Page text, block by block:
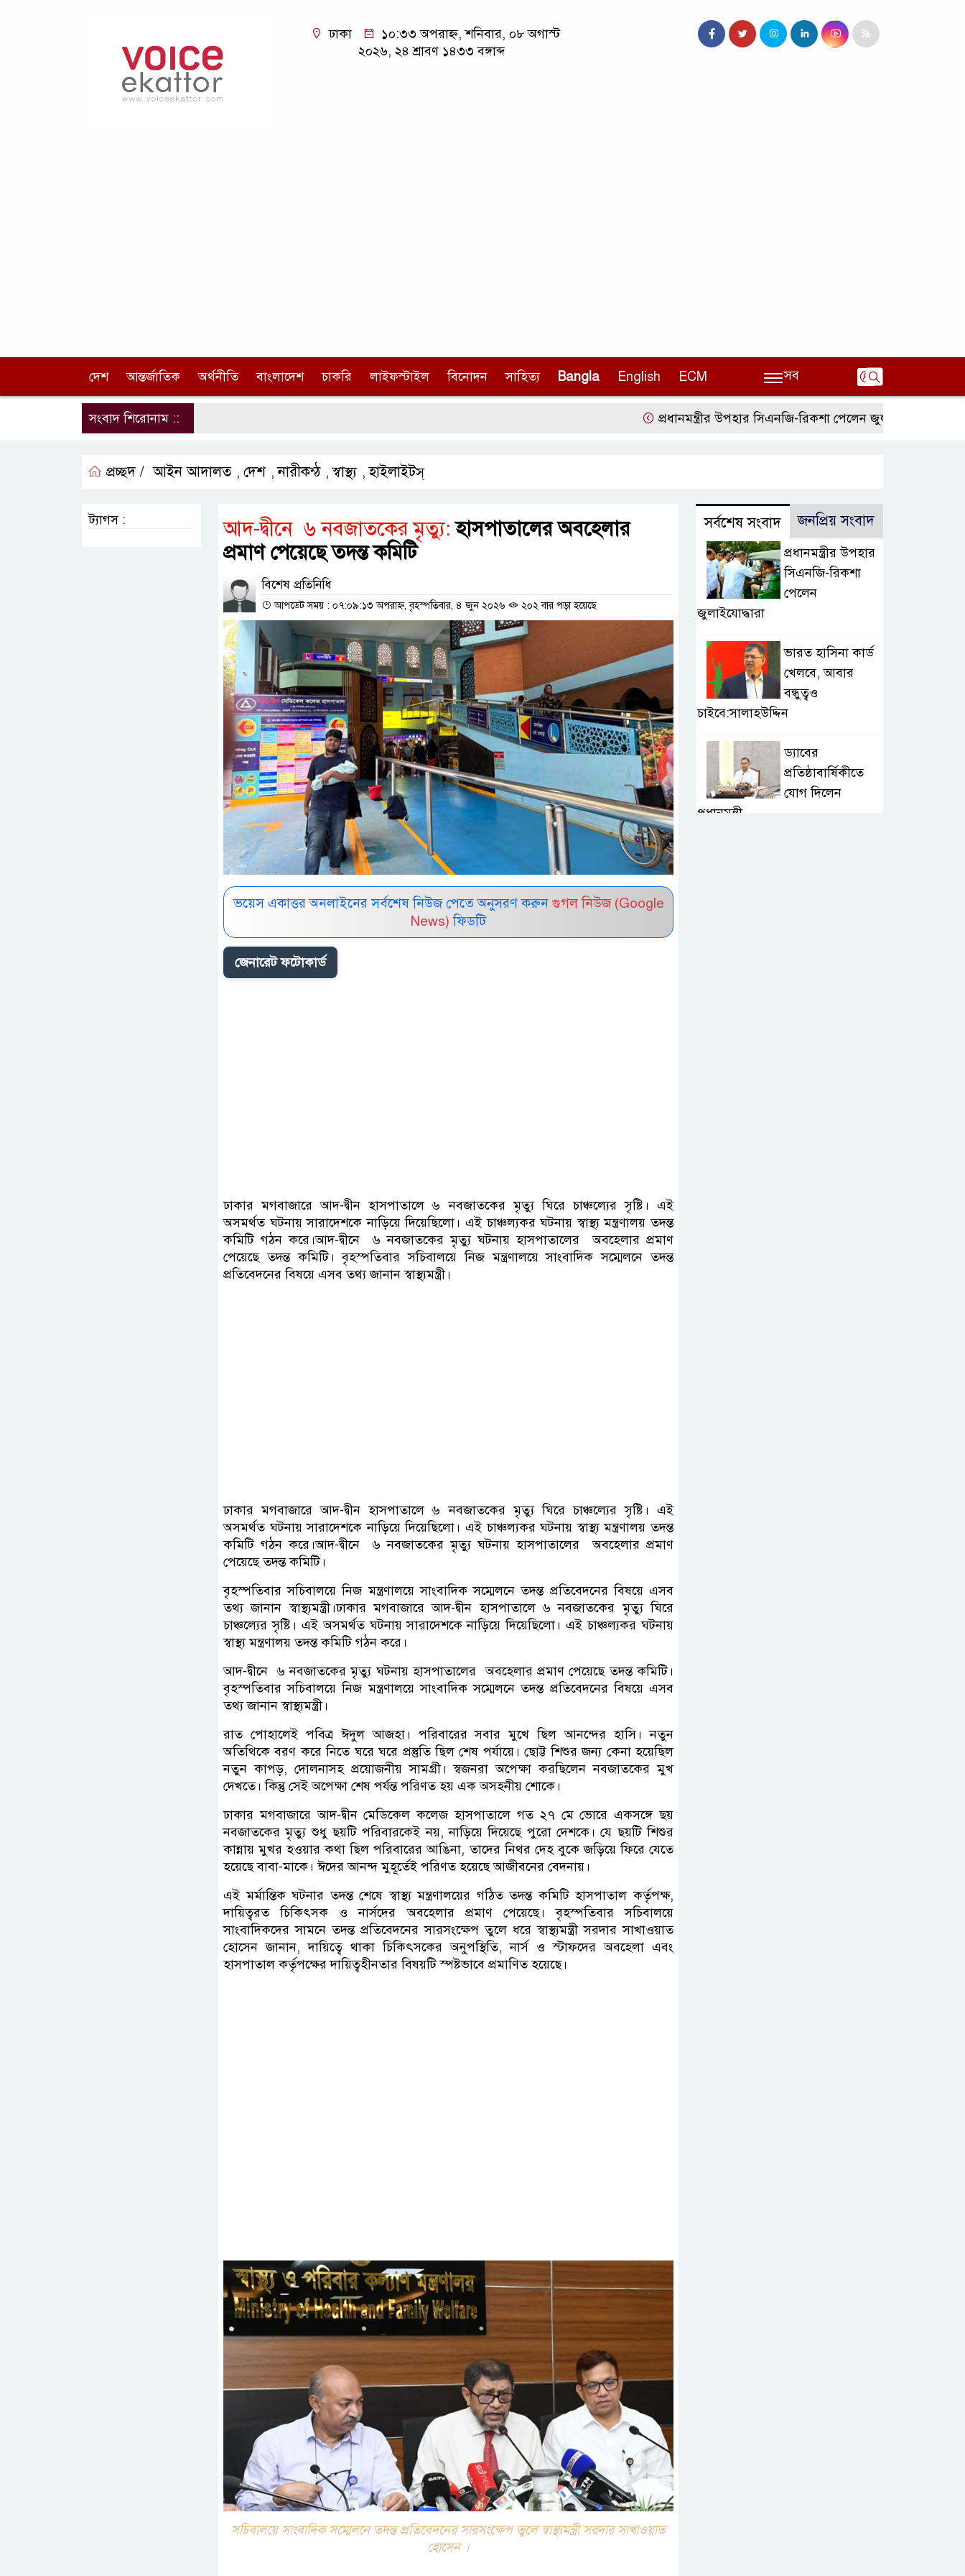
ঢাকা
১০:৩৩ অপরাহ্ন, শনিবার, ০৮ অগাস্ট
২০২৬, ২৪ শ্রাবণ ১৪৩৩ বঙ্গাব্দ
দেশ আন্তর্জাতিক অর্থনীতি বাংলাদেশ চাকরি লাইফস্টাইল বিনোদন সাহিত্য Bangla English ECM সব
সংবাদ শিরোনাম :: প্রধানমন্ত্রীর উপহার সিএনজি-রিকশা পেলেন জুলাইযোদ্ধারা
প্রচ্ছদ / আইন আদালত , দেশ ,নারীকন্ঠ ,স্বাস্থ্য ,হাইলাইটস্
আদ-দ্বীনে ৬ নবজাতকের মৃত্যু:হাসপাতালের অবহেলার
প্রমাণ পেয়েছে তদন্ত কমিটি
বিশেষ প্রতিনিধি
আপডেট সময় : ০৭:০৯:১৩ অপরাহ্ন, বৃহস্পতিবার, ৪ জুন ২০২৬ ২০২ বার পড়া হয়েছে
ভয়েস একাত্তর অনলাইনের সর্বশেষ নিউজ পেতে অনুসরণ করুন গুগল নিউজ (Google
News) ফিডটি
জেনারেট ফটোকার্ড
ঢাকার মগবাজারে আদ-দ্বীন হাসপাতালে ৬ নবজাতকের মৃত্যু ঘিরে চাঞ্চল্যের সৃষ্টি। এই
অসমর্থত ঘটনায় সারাদেশকে নাড়িয়ে দিয়েছিলো। এই চাঞ্চল্যকর ঘটনায় স্বাস্থ্য মন্ত্রণালয় তদন্ত
কমিটি গঠন করে।আদ-দ্বীনে ৬ নবজাতকের মৃত্যু ঘটনায় হাসপাতালের অবহেলার প্রমাণ
পেয়েছে তদন্ত কমিটি। বৃহস্পতিবার সচিবালয়ে নিজ মন্ত্রণালয়ে সাংবাদিক সম্মেলনে তদন্ত
প্রতিবেদনের বিষয়ে এসব তথ্য জানান স্বাস্থ্যমন্ত্রী।
ঢাকার মগবাজারে আদ-দ্বীন হাসপাতালে ৬ নবজাতকের মৃত্যু ঘিরে চাঞ্চল্যের সৃষ্টি। এই
অসমর্থত ঘটনায় সারাদেশকে নাড়িয়ে দিয়েছিলো। এই চাঞ্চল্যকর ঘটনায় স্বাস্থ্য মন্ত্রণালয় তদন্ত
কমিটি গঠন করে।আদ-দ্বীনে ৬ নবজাতকের মৃত্যু ঘটনায় হাসপাতালের অবহেলার প্রমাণ
পেয়েছে তদন্ত কমিটি।
বৃহস্পতিবার সচিবালয়ে নিজ মন্ত্রণালয়ে সাংবাদিক সম্মেলনে তদন্ত প্রতিবেদনের বিষয়ে এসব
তথ্য জানান স্বাস্থ্যমন্ত্রী।ঢাকার মগবাজারে আদ-দ্বীন হাসপাতালে ৬ নবজাতকের মৃত্যু ঘিরে
চাঞ্চল্যের সৃষ্টি। এই অসমর্থত ঘটনায় সারাদেশকে নাড়িয়ে দিয়েছিলো। এই চাঞ্চল্যকর ঘটনায়
স্বাস্থ্য মন্ত্রণালয় তদন্ত কমিটি গঠন করে।
আদ-দ্বীনে ৬ নবজাতকের মৃত্যু ঘটনায় হাসপাতালের অবহেলার প্রমাণ পেয়েছে তদন্ত কমিটি।
বৃহস্পতিবার সচিবালয়ে নিজ মন্ত্রণালয়ে সাংবাদিক সম্মেলনে তদন্ত প্রতিবেদনের বিষয়ে এসব
তথ্য জানান স্বাস্থ্যমন্ত্রী।
রাত পোহালেই পবিত্র ঈদুল আজহা। পরিবারের সবার মুখে ছিল আনন্দের হাসি। নতুন
অতিথিকে বরণ করে নিতে ঘরে ঘরে প্রস্তুতি ছিল শেষ পর্যায়ে। ছোট্ট শিশুর জন্য কেনা হয়েছিল
নতুন কাপড়, দোলনাসহ প্রয়োজনীয় সামগ্রী। স্বজনরা অপেক্ষা করছিলেন নবজাতকের মুখ
দেখতে। কিন্তু সেই অপেক্ষা শেষ পর্যন্ত পরিণত হয় এক অসহনীয় শোকে।
ঢাকার মগবাজারে আদ-দ্বীন মেডিকেল কলেজ হাসপাতালে গত ২৭ মে ভোরে একসঙ্গে ছয়
নবজাতকের মৃত্যু শুধু ছয়টি পরিবারকেই নয়, নাড়িয়ে দিয়েছে পুরো দেশকে। যে ছয়টি শিশুর
কান্নায় মুখর হওয়ার কথা ছিল পরিবারের আঙিনা, তাদের নিথর দেহ বুকে জড়িয়ে ফিরে যেতে
হয়েছে বাবা-মাকে। ঈদের আনন্দ মুহূর্তেই পরিণত হয়েছে আজীবনের বেদনায়।
এই মর্মান্তিক ঘটনার তদন্ত শেষে স্বাস্থ্য মন্ত্রণালয়ের গঠিত তদন্ত কমিটি হাসপাতাল কর্তৃপক্ষ,
দায়িত্বরত চিকিৎসক ও নার্সদের অবহেলার প্রমাণ পেয়েছে। বৃহস্পতিবার সচিবালয়ে
সাংবাদিকদের সামনে তদন্ত প্রতিবেদনের সারসংক্ষেপ তুলে ধরে স্বাস্থ্যমন্ত্রী সরদার সাখাওয়াত
হোসেন জানান, দায়িত্বে থাকা চিকিৎসকের অনুপস্থিতি, নার্স ও স্টাফদের অবহেলা এবং
হাসপাতাল কর্তৃপক্ষের দায়িত্বহীনতার বিষয়টি স্পষ্টভাবে প্রমাণিত হয়েছে।
সচিবালয়ে সাংবাদিক সম্মেলনে তদন্ত প্রতিবেদনের সারসংক্ষেপ তুলে স্বাস্থ্যমন্ত্রী সরদার সাখাওয়াত
হোসেন ।
ট্যাগস : সর্বশেষ সংবাদ জনপ্রিয় সংবাদ
প্রধানমন্ত্রীর উপহার
সিএনজি-রিকশা
পেলেন
জুলাইযোদ্ধারা
ভারত হাসিনা কার্ড
খেলবে, আবার
বন্ধুত্বও
চাইবে:সালাহউদ্দিন
ড্যাবের
প্রতিষ্ঠাবার্ষিকীতে
যোগ দিলেন
প্রধানমন্ত্রী